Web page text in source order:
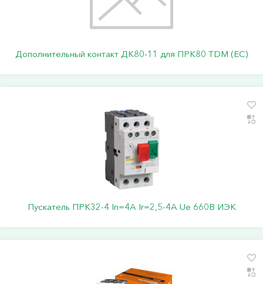
Дополнительный контакт ДК80-11 для ПРК80 TDM (ЕС)
Пускатель ПРК32-4 In=4A Ir=2,5-4A Ue 660В ИЭК